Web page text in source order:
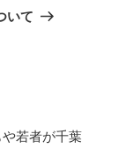
いて
若者が千葉